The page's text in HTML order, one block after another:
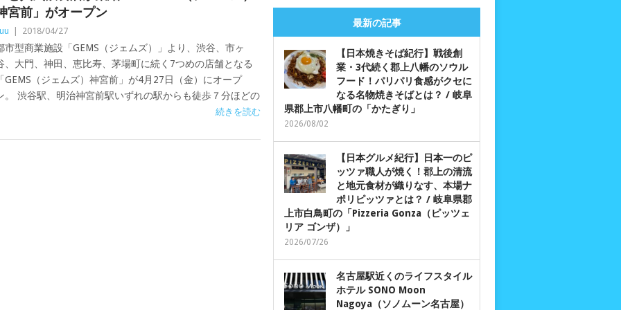
宮前」がオープン
2018/04/27
市型商業施設「GEMS（ジェムズ）」より、渋谷、市ヶ
、大門、神田、恵比寿、茅場町に続く7つめの店舗となる
GEMS（ジェムズ）神宮前」が4月27日（金）にオープ
。 渋谷駅、明治神宮前駅いずれの駅からも徒歩７分ほどの
続きを読む
最新の記事
【日本焼きそば紀行】戦後創
業・3代続く郡上八幡のソウル
フード！パリパリ食感がクセに
なる名物焼きそばとは？ / 岐阜
県郡上市八幡町の「かたぎり」
2026/08/02
【日本グルメ紀行】日本一のピ
ッツァ職人が焼く！郡上の清流
と地元食材が織りなす、本場ナ
ポリピッツァとは？ / 岐阜県郡
上市白鳥町の「Pizzeria Gonza（ピッツェ
リア ゴンザ）」
2026/07/26
名古屋駅近くのライフスタイル
ホテル SONO Moon
Nagoya（ソノムーン名古屋）